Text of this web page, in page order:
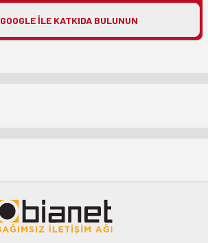
GOOGLE ILE KATKIDA BULUNUN